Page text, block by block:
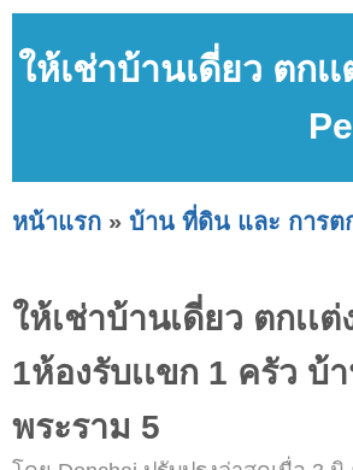
ให้เช่าบ้านเดี่ยว ตก
หน้าแรก » บ้าน ที่ดิน และ การต
ให้เช่าบ้านเดี่ยว ตกเเ
1ห้องรับเเขก 1 ครัว
พระราม 5